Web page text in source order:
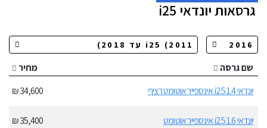
גרסאותיונדאי i25
שם גרסה
מחיר
יונדאי i25 1.4 אינספייר אוטומט רציף
34,600 ₪
יונדאי i25 1.6 אינספייר אוטומט 35,400 ₪